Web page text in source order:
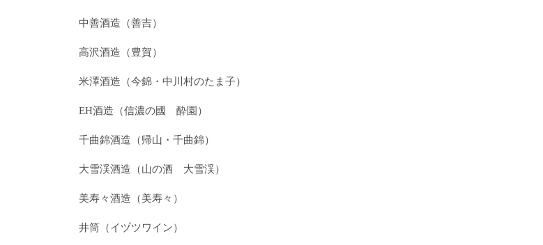
中善酒造（善吉）
高沢酒造（豊賀）
米澤酒造（今錦・中川村のたま子）
EH酒造（信濃の國 酔園）
千曲錦酒造（帰山・千曲錦）
大雪渓酒造（山の酒 大雪渓）
美寿々酒造（美寿々）
井筒（イヅツワイン）